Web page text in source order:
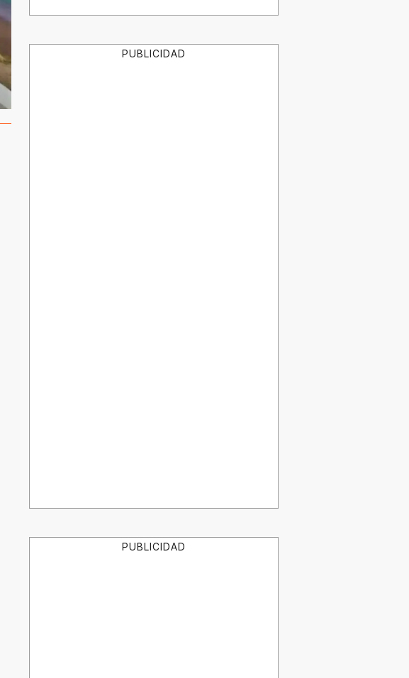
PUBLICIDAD
PUBLICIDAD